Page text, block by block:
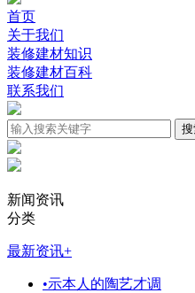
首页
关于我们
装修建材知识
装修建材百科
联系我们
新闻资讯
分类
最新资讯+
•示本人的陶艺才调